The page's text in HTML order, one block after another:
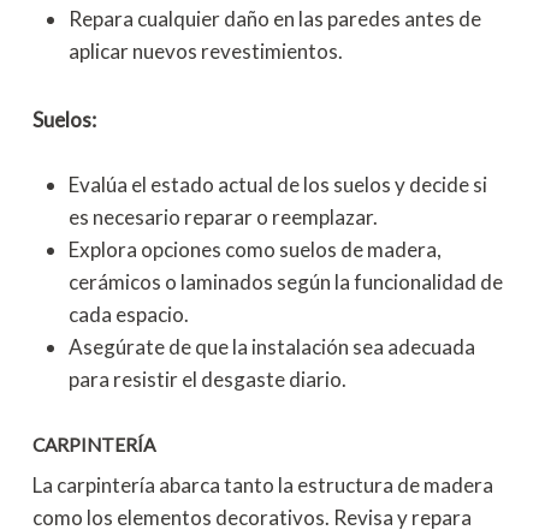
Repara cualquier daño en las paredes antes de
aplicar nuevos revestimientos.
Suelos:
Evalúa el estado actual de los suelos y decide si
es necesario reparar o reemplazar.
Explora opciones como suelos de madera,
cerámicos o laminados según la funcionalidad de
cada espacio.
Asegúrate de que la instalación sea adecuada
para resistir el desgaste diario.
CARPINTERÍA
La carpintería abarca tanto la estructura de madera
como los elementos decorativos. Revisa y repara